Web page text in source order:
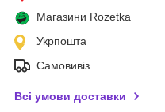
Магазини Rozetka
Укрпошта
Самовивіз
Всі умови доставки